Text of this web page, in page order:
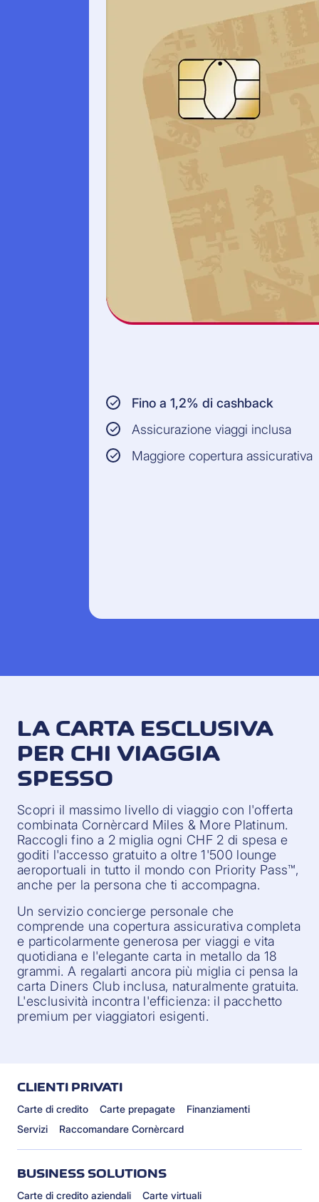
Fino a 1,2% di cashback
Assicurazione viaggi inclusa
Maggiore copertura assicurativa
LA CARTA ESCLUSIVA
PER CHI VIAGGIA
SPESSO
Scopri il massimo livello di viaggio con l'offerta
combinata Cornèrcard Miles & More Platinum.
Raccogli fino a 2 miglia ogni CHF 2 di spesa e
goditi l'accesso gratuito a oltre 1'500 lounge
aeroportuali in tutto il mondo con Priority Pass™,
anche per la persona che ti accompagna.
Un servizio concierge personale che
comprende una copertura assicurativa completa
e particolarmente generosa per viaggi e vita
quotidiana e l'elegante carta in metallo da 18
grammi. A regalarti ancora più miglia ci pensa la
carta Diners Club inclusa, naturalmente gratuita.
L'esclusività incontra l'efficienza: il pacchetto
premium per viaggiatori esigenti.
CLIENTI PRIVATI
Carte di credito Carte prepagate
Finanziamenti
Servizi
Raccomandare Cornèrcard
BUSINESS SOLUTIONS
Carte di credito aziendali
Carte virtuali